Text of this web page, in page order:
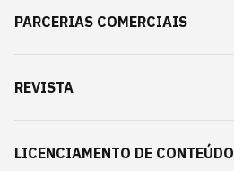
PARCERIAS COMERCIAIS
REVISTA
LICENCIAMENTO DE CONTEÚDO